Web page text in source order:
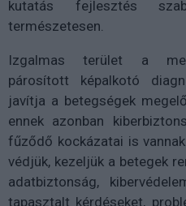
kutatás fejlesztés
természetesen.
Izgalmas terület a
párosított képalkotó
javítja a betegségek
ennek azonban
fűződő kockázatai is
védjük, kezeljük a betegek
adatbiztonság,
tapasztalt kérdéseket,